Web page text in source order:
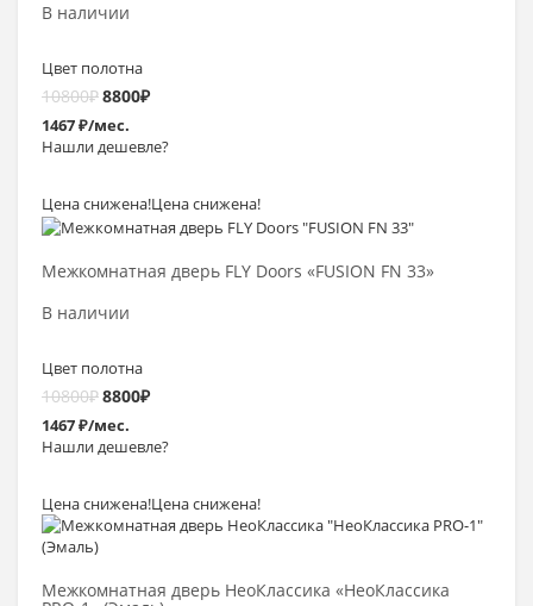
В наличии
Цвет полотна
10800₽8800₽
1467 ₽/мес.
Нашли дешевле?
Цена снижена!Цена снижена!
Межкомнатная дверь FLY Doors «FUSION FN 33»
В наличии
Цвет полотна
10800₽8800₽
1467 ₽/мес.
Нашли дешевле?
Выбрать >
Цена снижена!Цена снижена!
Межкомнатная дверь НеоКлассика «НеоКлассика
Выбрать >